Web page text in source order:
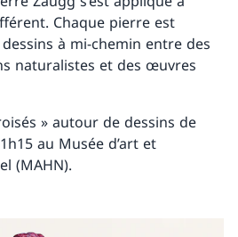
Chaque pierre est
à mi-chemin entre des
naturalistes et des œuvres
» autour de dessins de
au Musée d’art et
(MAHN).